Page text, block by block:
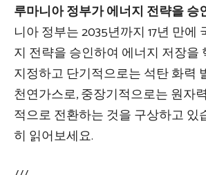
루마니아 정부가 에너지 전략을 승
니아 정부는 2035년까지 17년 만에
지 전략을 승인하여 에너지 저장을
지정하고 단기적으로는 석탄 화력
천연가스로, 중장기적으로는 원자
적으로 전환하는 것을 구상하고 있
히 읽어보세요.